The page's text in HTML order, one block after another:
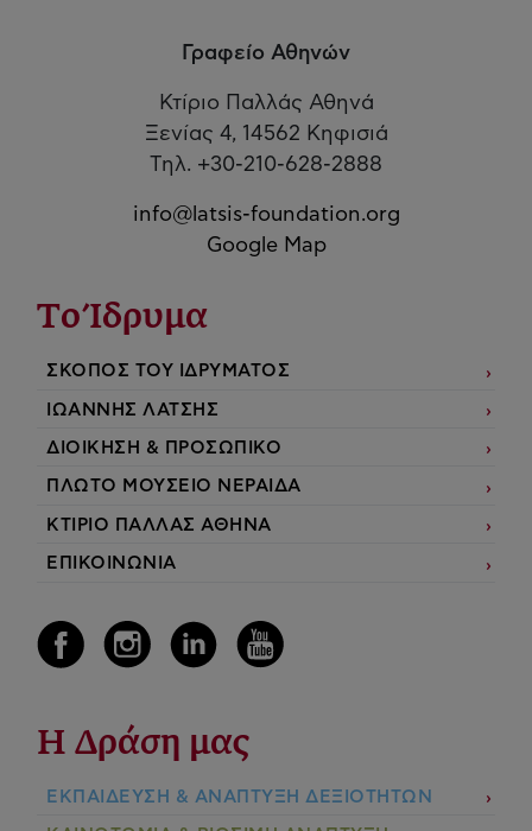
Γραφείο Αθηνών
Κτίριο Παλλάς Αθηνά
Ξενίας 4, 14562 Κηφισιά
Τηλ. +30-210-628-2888
info@latsis-foundation.org
Google Map
Το Ίδρυμα
ΣΚΟΠΟΣ ΤΟΥ ΙΔΡΥΜΑΤΟΣ
ΙΩΑΝΝΗΣ ΛΑΤΣΗΣ
ΔΙΟΙΚΗΣΗ & ΠΡΟΣΩΠΙΚΟ
ΠΛΩΤΟ ΜΟΥΣΕΙΟ ΝΕΡΑΙΔΑ
ΚΤΙΡΙΟ ΠΑΛΛΑΣ ΑΘΗΝΑ
ΕΠΙΚΟΙΝΩΝΙΑ
Η Δράση μας
ΕΚΠΑIΔΕΥΣΗ & ΑΝΑΠΤΥΞΗ ΔΕΞΙΟΤΗΤΩΝ